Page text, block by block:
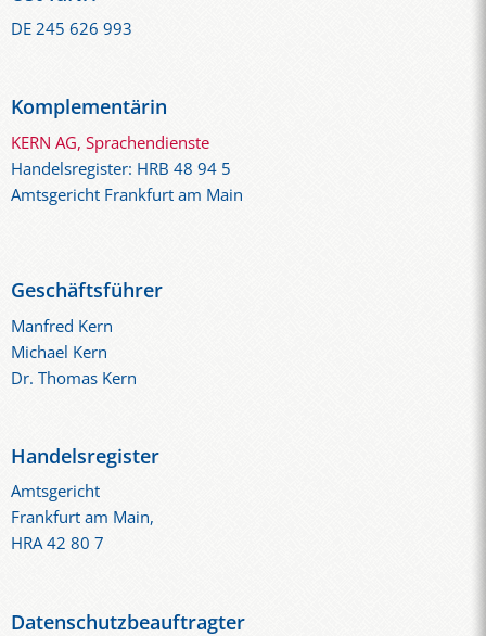
DE 245 626 993
Komplementärin
KERN AG, Sprachendienste
Handelsregister: HRB 48 94 5
Amtsgericht Frankfurt am Main
Geschäftsführer
Manfred Kern
Michael Kern
Dr. Thomas Kern
Handelsregister
Amtsgericht
Frankfurt am Main,
HRA 42 80 7
Datenschutzbeauftragter